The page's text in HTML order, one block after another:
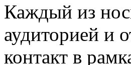
Каждый из
аудиторией и
контакт в